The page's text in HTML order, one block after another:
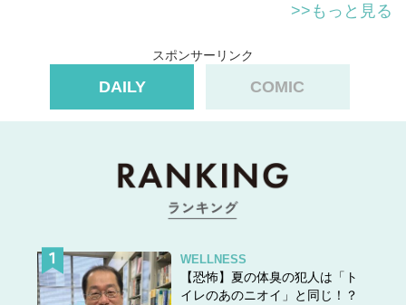
>>もっと見る
スポンサーリンク
DAILY COMIC
WELLNESS
【恐怖】夏の体臭の犯人は「ト
イレのあのニオイ」と同じ！？